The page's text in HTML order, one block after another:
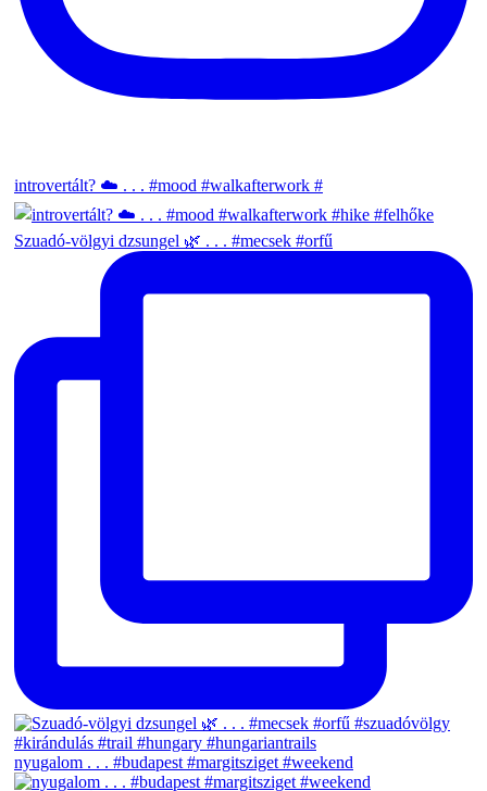
introvertált? ☁️ . . . #mood #walkafterwork #
Szuadó-völgyi dzsungel 🌿 . . . #mecsek #orfű
nyugalom . . . #budapest #margitsziget #weekend